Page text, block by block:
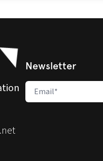
Newsletter